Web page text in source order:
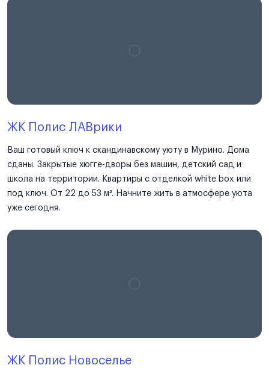
ЖК Полис ЛАВрики
Ваш готовый ключ к скандинавскому уюту в Мурино. Дома
сданы. Закрытые хюгге-дворы без машин, детский сад и
школа на территории. Квартиры с отделкой white box или
под ключ. От 22 до 53 м². Начните жить в атмосфере уюта
уже сегодня.
ЖК Полис Новоселье